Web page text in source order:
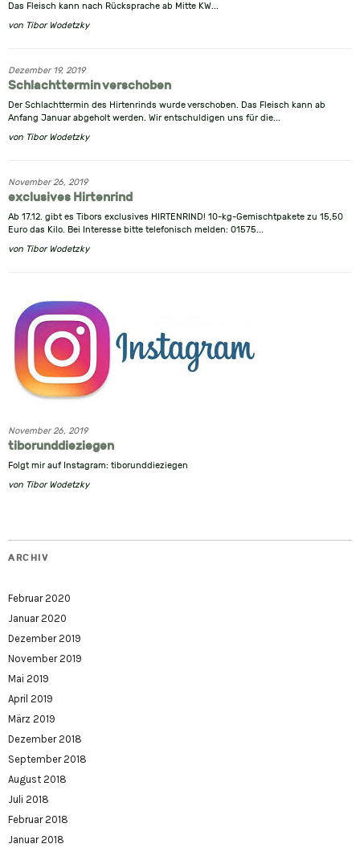
Das Fleisch kann nach Rücksprache ab Mitte KW...
von Tibor Wodetzky
Dezember 19, 2019
Schlachttermin verschoben
Der Schlachttermin des Hirtenrinds wurde verschoben. Das Fleisch kann ab
Anfang Januar abgeholt werden. Wir entschuldigen uns für die...
von Tibor Wodetzky
November 26, 2019
exclusives Hirtenrind
Ab 17.12. gibt es Tibors exclusives HIRTENRIND! 10-kg-Gemischtpakete zu 15,50
Euro das Kilo. Bei Interesse bitte telefonisch melden: 01575...
von Tibor Wodetzky
November 26, 2019
tiborunddieziegen
Folgt mir auf Instagram: tiborunddieziegen
von Tibor Wodetzky
ARCHIV
Februar 2020
Januar 2020
Dezember 2019
November 2019
Mai 2019
April 2019
März 2019
Dezember 2018
September 2018
August 2018
Juli 2018
Februar 2018
Januar 2018